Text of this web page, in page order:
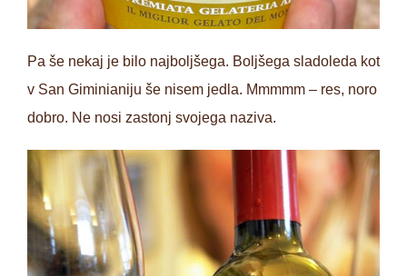
Pa še nekaj je bilo najboljšega. Boljšega sladoleda kot
v San Giminianiju še nisem jedla. Mmmmm – res, noro
dobro. Ne nosi zastonj svojega naziva.